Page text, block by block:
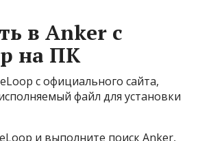
в Anker с
на ПК
с официального сайта,
файл для установки
и выполните поиск Anker,